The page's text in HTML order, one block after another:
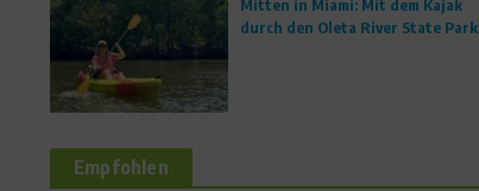
Mitten in Miami: Mit dem Kajak
durch den Oleta River State Park
Empfohlen